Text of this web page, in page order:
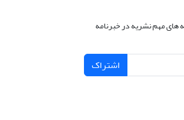
های مهم نشریه در خبرنامه
اشتراک